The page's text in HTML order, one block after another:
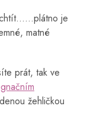
je
matné
prát, tak ve
žehličkou